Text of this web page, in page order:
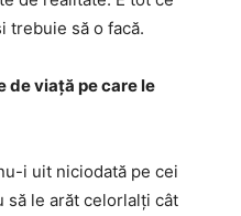
trebuie să o facă.
de viață pe care le
i uit niciodată pe cei
să le arăt celorlalți cât